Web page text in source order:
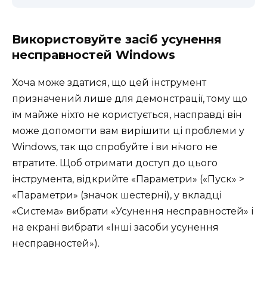
Використовуйте засіб усунення
несправностей Windows
Хоча може здатися, що цей інструмент
призначений лише для демонстрації, тому що
їм майже ніхто не користується, насправді він
може допомогти вам вирішити ці проблеми у
Windows, так що спробуйте і ви нічого не
втратите. Щоб отримати доступ до цього
інструмента, відкрийте «Параметри» («Пуск» >
«Параметри» (значок шестерні), у вкладці
«Система» вибрати «Усунення несправностей» і
на екрані вибрати «Інші засоби усунення
несправностей»).